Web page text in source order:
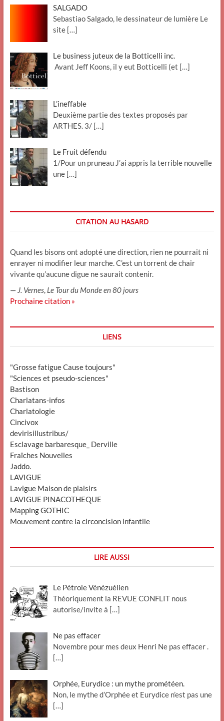
SALGADO
Sebastiao Salgado, le dessinateur de lumière Le
site […]
Le business juteux de la Botticelli inc.
Avant Jeff Koons, il y eut Botticelli (et […]
L’ineffable
Deuxième partie des textes proposés par
ARTHES. 3/ […]
Le Fruit défendu
1/Pour un pruneau J’ai appris la terrible nouvelle
une […]
CITATION AU HASARD
Quand les bisons ont adopté une direction, rien ne pourrait ni
enrayer ni modifier leur marche. C’est un torrent de chair
vivante qu’aucune digue ne saurait contenir.
— J. Vernes, Le Tour du Monde en 80 jours
Prochaine citation »
LIENS
"Grosse fatigue Cause toujours"
"Sciences et pseudo-sciences"
Bastison
Charlatans-infos
Charlatologie
Cincivox
devirisillustribus/
Esclavage barbaresque_ Derville
Fraîches Nouvelles
Jaddo.
LAVIGUE
Lavigue Maison de plaisirs
LAVIGUE PINACOTHEQUE
Mapping GOTHIC
Mouvement contre la circoncision infantile
LIRE AUSSI
Le Pétrole Vénézuélien
Théoriquement la REVUE CONFLIT nous
autorise/invite à […]
Ne pas effacer
Novembre pour mes deux Henri Ne pas effacer .
[…]
Orphée, Eurydice : un mythe prométéen.
Non, le mythe d’Orphée et Eurydice n’est pas une
[…]